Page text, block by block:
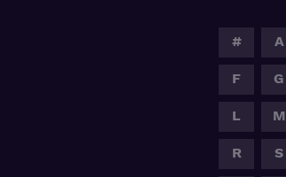
# A
F G
L M
R S